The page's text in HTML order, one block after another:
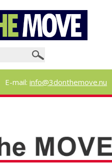
E-mail: info@3donthemove.nu